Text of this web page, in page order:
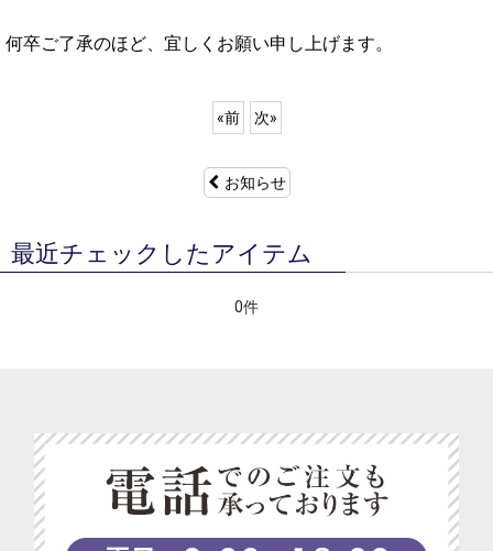
何卒ご了承のほど、宜しくお願い申し上げます。
«前 次»
お知らせ
最近チェックしたアイテム
0件